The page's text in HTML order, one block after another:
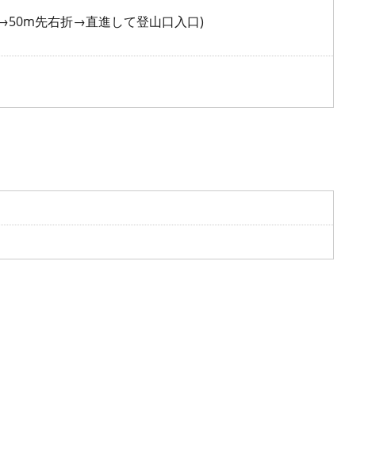
先右折→直進して登山口入口)